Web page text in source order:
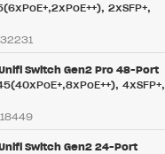
2xSFP+,
Switch Gen2 Pro 48-Port
4xSFP+,
Switch Gen2 24-Port